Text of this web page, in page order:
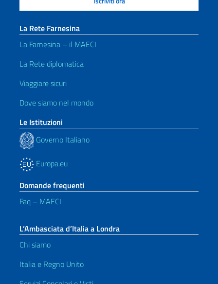
La Rete Farnesina
La Farnesina – il MAECI
La Rete diplomatica
Viaggiare sicuri
Dove siamo nel mondo
Le Istituzioni
Governo Italiano
Europa.eu
Domande frequenti
Faq – MAECI
L’Ambasciata d’Italia a Londra
Chi siamo
Italia e Regno Unito